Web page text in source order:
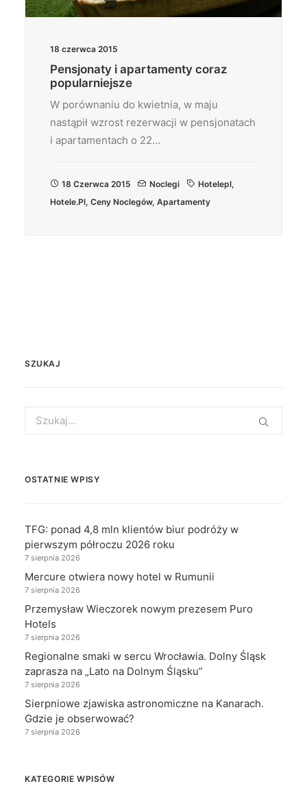
18 czerwca 2015
Pensjonaty i apartamenty coraz
popularniejsze
W porównaniu do kwietnia, w maju
nastąpił wzrost rezerwacji w pensjonatach
i apartamentach o 22…
18 Czerwca 2015 Noclegi Hotelepl,
Hotele.pl, Ceny Noclegów, Apartamenty
SZUKAJ
for:
OSTATNIE WPISY
TFG: ponad 4,8 mln klientów biur podróży w
pierwszym półroczu 2026 roku
7 sierpnia 2026
Mercure otwiera nowy hotel w Rumunii
7 sierpnia 2026
Przemysław Wieczorek nowym prezesem Puro
Hotels
7 sierpnia 2026
Regionalne smaki w sercu Wrocławia. Dolny Śląsk
zaprasza na „Lato na Dolnym Śląsku”
7 sierpnia 2026
Sierpniowe zjawiska astronomiczne na Kanarach.
Gdzie je obserwować?
7 sierpnia 2026
KATEGORIE WPISÓW